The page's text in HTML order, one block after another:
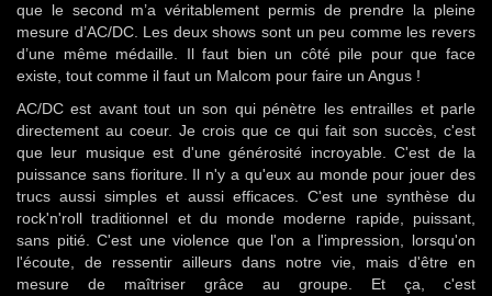
que le second m’a véritablement permis de prendre la pleine
mesure d’AC/DC. Les deux shows sont un peu comme les revers
d’une même médaille. Il faut bien un côté pile pour que face
existe, tout comme il faut un Malcom pour faire un Angus !
AC/DC est avant tout un son qui pénètre les entrailles et parle
directement au coeur. Je crois que ce qui fait son succès, c'est
que leur musique est d'une générosité incroyable. C'est de la
puissance sans fioriture. Il n'y a qu'eux au monde pour jouer des
trucs aussi simples et aussi efficaces. C'est une synthèse du
rock'n'roll traditionnel et du monde moderne rapide, puissant,
sans pitié. C'est une violence que l'on a l'impression, lorsqu'on
l'écoute, de ressentir ailleurs dans notre vie, mais d'être en
mesure de maîtriser grâce au groupe. Et ça, c'est